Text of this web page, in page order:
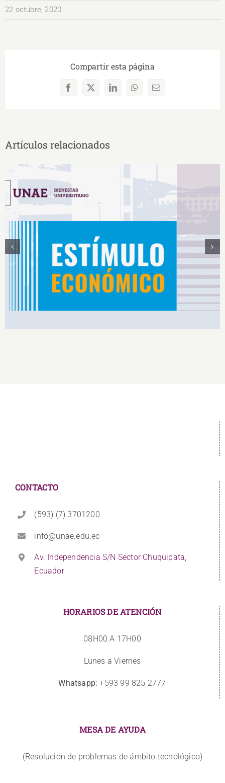
22 octubre, 2020
Compartir esta página
Facebook
X LinkedInWhatsAppCorreo
Artículos relacionados
Estímulos Económicos para Deportistas de Alto
Rendimiento IS2026
CONTACTO
(593) (7) 3701200
info@unae.edu.ec
Av. Independencia S/N Sector Chuquipata,
Ecuador
HORARIOS DE ATENCIÓN
08H00 A 17H00
Lunes a Viernes
Whatsapp: +593 99 825 2777
MESA DE AYUDA
(Resolución de problemas de ámbito tecnológico)